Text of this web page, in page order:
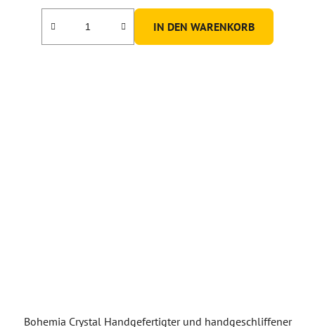
IN DEN WARENKORB
Bohemia Crystal Handgefertigter und handgeschliffener